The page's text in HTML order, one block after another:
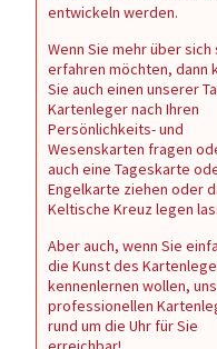
entwickeln werden.
Wenn Sie mehr über
erfahren möchten, dann
Sie auch einen unserer
Kartenleger nach Ihren
Persönlichkeits- und
Wesenskarten fragen
auch eine Tageskarte
Engelkarte ziehen oder
Keltische Kreuz legen
Aber auch, wenn Sie
die Kunst des
kennenlernen wollen,
professionellen
rund um die Uhr für Sie